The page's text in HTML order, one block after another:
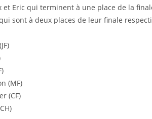
et Eric qui terminent à une place de la
sont à deux places de leur finale
(MF)
(CF)